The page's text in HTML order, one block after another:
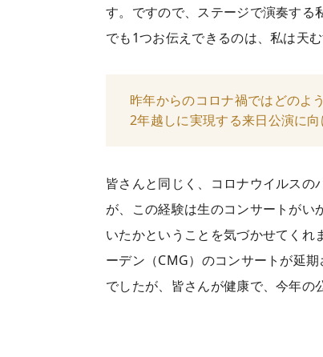
す。ですので、ステージで演奏する
でも1つお伝えできるのは、私は天
昨年からのコロナ禍ではどのよ
2年越しに実現する来日公演に
皆さんと同じく、コロナウイルス
が、この経験は生のコンサートがい
いたかということを気づかせてく
ーデン（CMG）のコンサートが延
でしたが、皆さんが健康で、今年の